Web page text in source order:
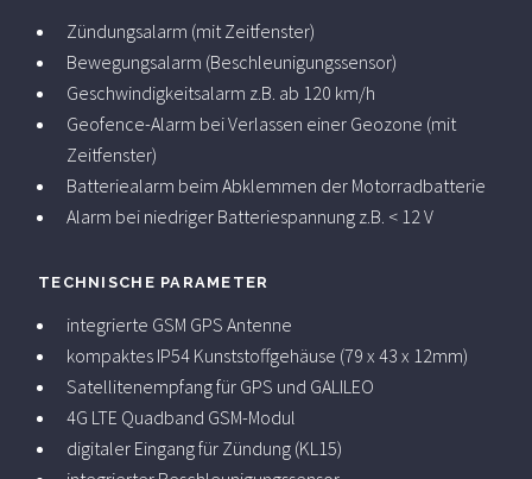
Zündungsalarm (mit Zeitfenster)
Bewegungsalarm (Beschleunigungssensor)
Geschwindigkeitsalarm z.B. ab 120 km/h
Geofence-Alarm bei Verlassen einer Geozone (mit
Zeitfenster)
Batteriealarm beim Abklemmen der Motorradbatterie
Alarm bei niedriger Batteriespannung z.B. < 12 V
TECHNISCHE PARAMETER
integrierte GSM GPS Antenne
kompaktes IP54 Kunststoffgehäuse (79 x 43 x 12mm)
Satellitenempfang für GPS und GALILEO
4G LTE Quadband GSM-Modul
digitaler Eingang für Zündung (KL15)